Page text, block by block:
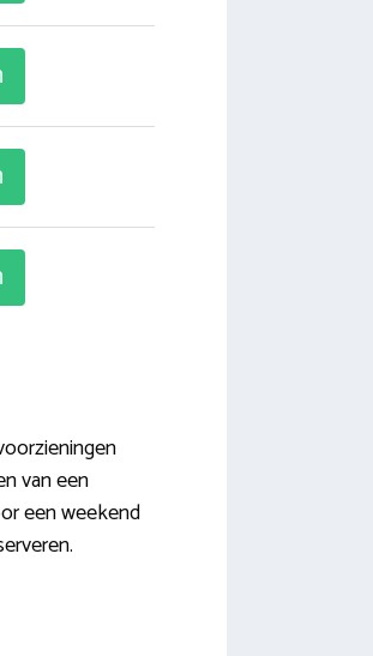
van een
een weekend